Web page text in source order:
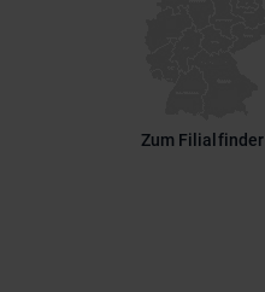
Zum Filialfinder